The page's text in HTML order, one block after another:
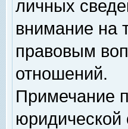
личных
внимание на
правовым
отношений.
Примечание
юридической